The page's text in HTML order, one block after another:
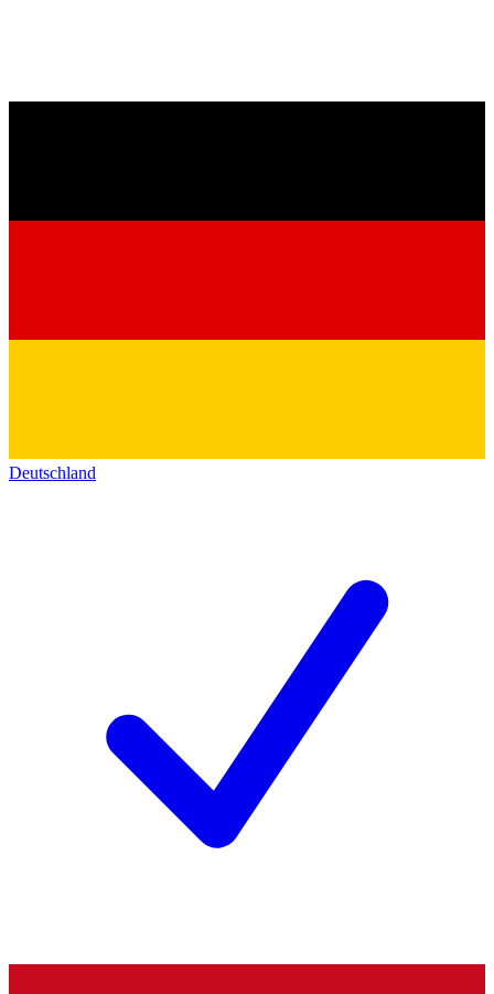
Deutschland